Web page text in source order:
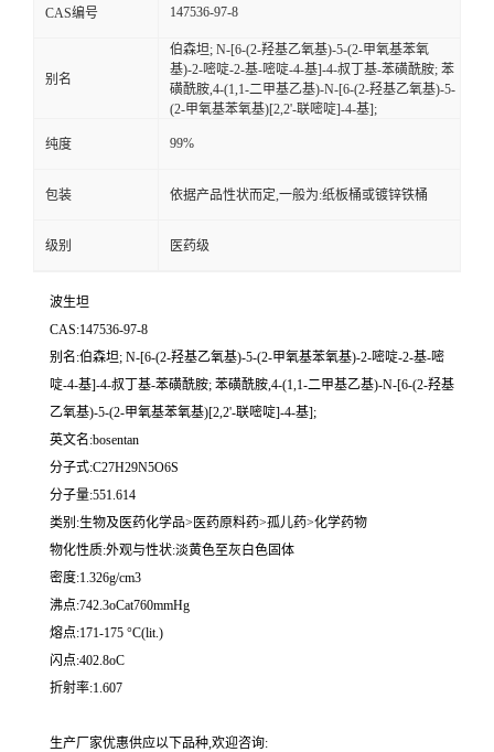
CAS编号 147536-97-8
别名
伯森坦; N-[6-(2-羟基乙氧基)-5-(2-甲氧基苯氧
基)-2-嘧啶-2-基-嘧啶-4-基]-4-叔丁基-苯磺酰胺; 苯
磺酰胺,4-(1,1-二甲基乙基)-N-[6-(2-羟基乙氧基)-5-
(2-甲氧基苯氧基)[2,2'-联嘧啶]-4-基];
纯度 99%
包装 依据产品性状而定,一般为:纸板桶或镀锌铁桶
级别 医药级
波生坦
CAS:147536-97-8
别名:伯森坦; N-[6-(2-羟基乙氧基)-5-(2-甲氧基苯氧基)-2-嘧啶-2-基-嘧
啶-4-基]-4-叔丁基-苯磺酰胺; 苯磺酰胺,4-(1,1-二甲基乙基)-N-[6-(2-羟基
乙氧基)-5-(2-甲氧基苯氧基)[2,2'-联嘧啶]-4-基];
英文名:bosentan
分子式:C27H29N5O6S
分子量:551.614
类别:生物及医药化学品>医药原料药>孤儿药>化学药物
物化性质:外观与性状:淡黄色至灰白色固体
密度:1.326g/cm3
沸点:742.3oCat760mmHg
熔点:171-175 °C(lit.)
闪点:402.8oC
折射率:1.607
生产厂家优惠供应以下品种,欢迎咨询: